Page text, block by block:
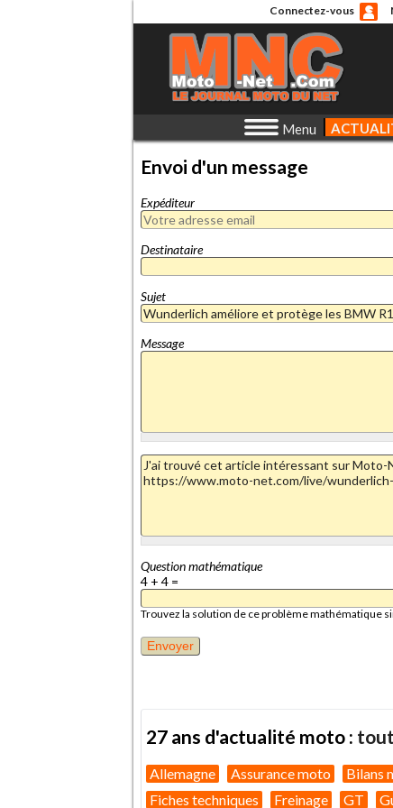
Connectez-vous
Menu
Envoi d'un message
Expéditeur
Destinataire
Sujet
Message
Question mathématique
4 + 4 =
Trouvez la solution de ce problème mathématique
27 ans d'actualité moto :
Allemagne Assurance moto Bilans
Fiches techniques
Freinage GT